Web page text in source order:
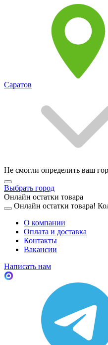
Саратов
Не смогли определить ваш
Выбрать город
Онлайн остатки товара
Онлайн остатки товара!
О компании
Оплата и доставка
Контакты
Вакансии
Написать нам